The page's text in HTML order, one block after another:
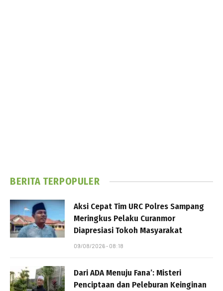
BERITA TERPOPULER
Aksi Cepat Tim URC Polres Sampang
Meringkus Pelaku Curanmor
Diapresiasi Tokoh Masyarakat
09/08/2026 - 08:18
Dari ADA Menuju Fana’: Misteri
Penciptaan dan Peleburan Keinginan